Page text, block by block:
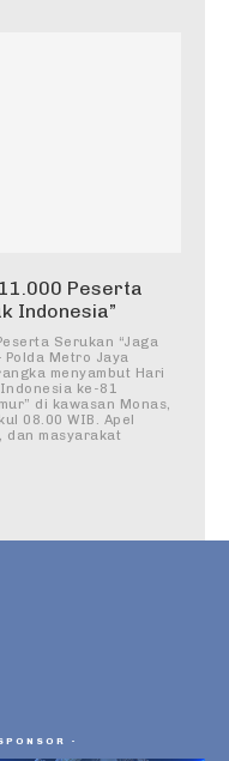
Peserta
Indonesia”
Serukan “Jaga
Metro Jaya
menyambut Hari
ke-81
di kawasan Monas,
08.00 WIB. Apel
dan masyarakat
-